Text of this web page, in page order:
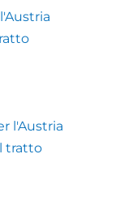
l'Austria
tratto